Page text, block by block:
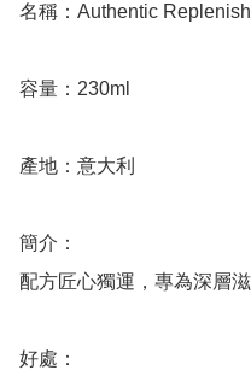
名稱：Authentic
容量：230ml
產地：意大利
簡介：
配方匠心獨運，專為深層
好處：